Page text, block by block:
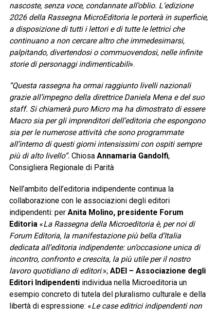
nascoste, senza voce, condannate all’oblio. L’edizione
2026 della Rassegna MicroEditoria le porterà in superficie,
a disposizione di tutti i lettori e di tutte le lettrici che
continuano a non cercare altro che immedesimarsi,
palpitando, divertendosi o commuovendosi, nelle infinite
storie di personaggi indimenticabili».
“Questa rassegna ha ormai raggiunto livelli nazionali
grazie all’impegno della direttrice Daniela Mena e del suo
staff. Si chiamerà puro Micro ma ha dimostrato di essere
Macro sia per gli imprenditori dell’editoria che espongono
sia per le numerose attività che sono programmate
all’interno di questi giorni intensissimi con ospiti sempre
più di alto livello”. Chiosa Annamaria Gandolfi,
Consigliera Regionale di Parità
Nell’ambito dell’editoria indipendente continua la
collaborazione con le associazioni degli editori
indipendenti: per Anita Molino, presidente Forum
Editoria «La Rassegna della Microeditoria è, per noi di
Forum Editoria, la manifestazione più bella d’Italia
dedicata all’editoria indipendente: un’occasione unica di
incontro, confronto e crescita, la più utile per il nostro
lavoro quotidiano di editori.»; ADEI – Associazione degli
Editori Indipendentiindividua nella Microeditoria un
esempio concreto di tutela del pluralismo culturale e della
libertà di espressione: «Le case editrici indipendenti non